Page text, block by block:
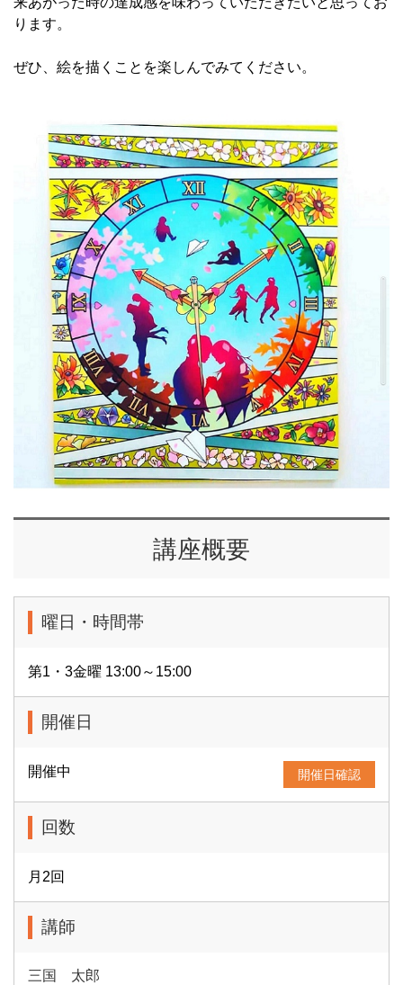
ります。
ぜひ、絵を描くことを楽しんでみてください。
講座概要
曜日・時間帯
第1・3金曜 13:00～15:00
開催日
開催中 開催日確認
回数
月2回
講師
三国 太郎